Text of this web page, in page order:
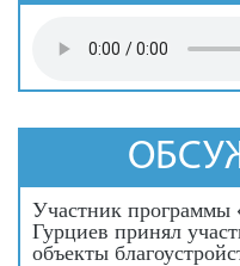
Участник программы
Гурциев принял
объекты